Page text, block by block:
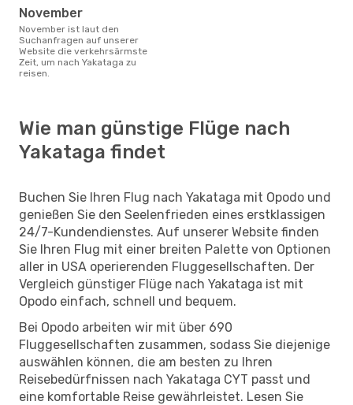
November
November ist laut den
Suchanfragen auf unserer
Website die verkehrsärmste
Zeit, um nach Yakataga zu
reisen.
Wie man günstige Flüge nach
Yakataga findet
Buchen Sie Ihren Flug nach Yakataga mit Opodo und
genießen Sie den Seelenfrieden eines erstklassigen
24/7-Kundendienstes. Auf unserer Website finden
Sie Ihren Flug mit einer breiten Palette von Optionen
aller in USA operierenden Fluggesellschaften. Der
Vergleich günstiger Flüge nach Yakataga ist mit
Opodo einfach, schnell und bequem.
Bei Opodo arbeiten wir mit über 690
Fluggesellschaften zusammen, sodass Sie diejenige
auswählen können, die am besten zu Ihren
Reisebedürfnissen nach Yakataga CYT passt und
eine komfortable Reise gewährleistet. Lesen Sie